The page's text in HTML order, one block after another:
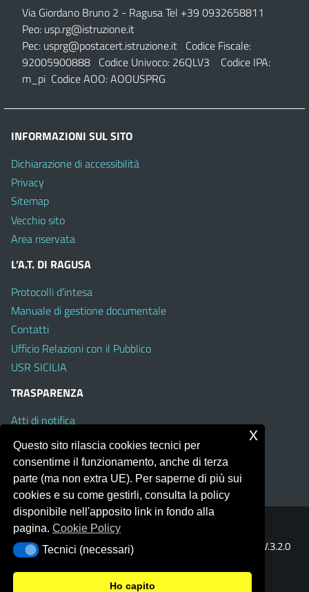
Via Giordano Bruno 2 - Ragusa Tel +39 0932658811
Peo: usp.rg@istruzione.it
Pec: usprg@postacert.istruzione.it Codice Fiscale:
92005900888 Codice Univoco: 26QLV3 Codice IPA:
m_pi Codice AOO: AOOUSPRG
INFORMAZIONI SUL SITO
Dichiarazione di accessibilità
Privacy
Sitemap
Vecchio sito
Area riservata
L’A.T. DI RAGUSA
Protocolli d’intesa
Manuale di gestione documentale
Contatti
Ufficio Relazioni con il Pubblico
USR SICILIA
TRASPARENZA
Atti di notifica
Albo on line
Amministrazione Trasparente
Obiettivi di Accessibilità
Portale realizzato con la piattaforma
Template Italia configurato sul tema accessibile
V.3.2.0
(Mizar)
Questo sito rilascia cookies tecnici per
consentirne il funzionamento, anche di terza
parte (ma non extra UE). Per saperne di più sui
cookies e su come gestirli, consulta la policy
disponibile nell'apposito link in fondo alla
pagina.Cookie Policy
Tecnici (necessari)
Tecnici (necessari)
Ho capito
x